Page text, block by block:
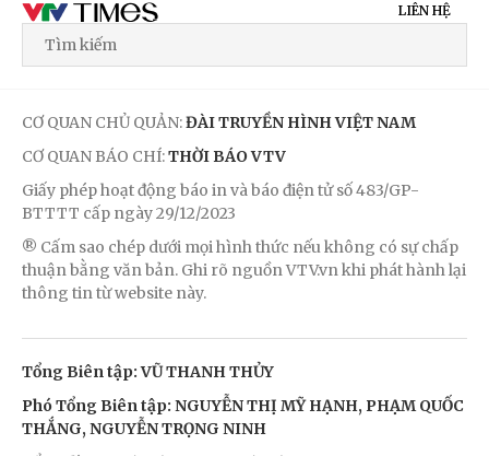
LIÊN HỆ
CƠ QUAN CHỦ QUẢN:ĐÀI TRUYỀN HÌNH VIỆT NAM
CƠ QUAN BÁO CHÍ:THỜI BÁO VTV
Giấy phép hoạt động báo in và báo điện tử số 483/GP-
BTTTT cấp ngày 29/12/2023
® Cấm sao chép dưới mọi hình thức nếu không có sự chấp
thuận bằng văn bản. Ghi rõ nguồn VTV.vn khi phát hành lại
thông tin từ website này.
Tổng Biên tập: VŨ THANH THỦY
Phó Tổng Biên tập: NGUYỄN THỊ MỸ HẠNH, PHẠM QUỐC
THẮNG, NGUYỄN TRỌNG NINH